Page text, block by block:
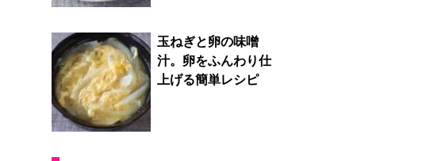
玉ねぎと卵の味噌
汁。卵をふんわり仕
上げる簡単レシピ